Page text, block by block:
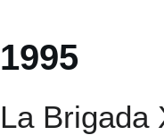
1995
La Brigada